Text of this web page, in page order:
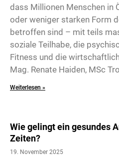
dass Millionen Menschen in
oder weniger starken Form
betroffen sind – mit teils
soziale Teilhabe, die
Fitness und die
Mag. Renate Haiden, MSc
Weiterlesen »
Wie gelingt ein gesundes
Zeiten?
19. November 2025